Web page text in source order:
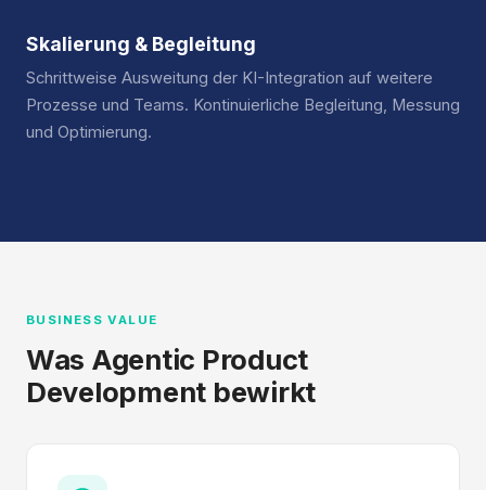
Skalierung & Begleitung
Schrittweise Ausweitung der KI-Integration auf weitere
Prozesse und Teams. Kontinuierliche Begleitung, Messung
und Optimierung.
BUSINESS VALUE
Was Agentic Product
Development bewirkt